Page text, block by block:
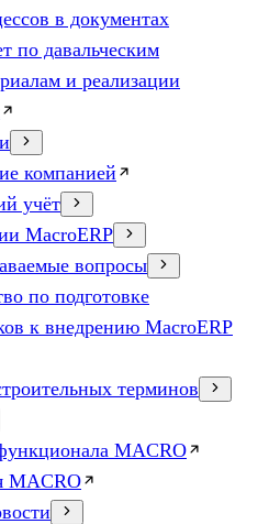
в документах
по давальческим
и реализации
компанией
учёт
MacroERP
вопросы
по подготовке
к внедрению MacroERP
терминов
MACRO
MACRO